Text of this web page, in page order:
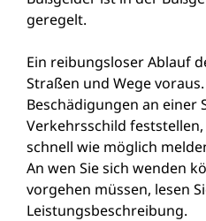
geregelt.
Ein reibungsloser Ablauf
Straßen und Wege
Beschädigungen an einer
Verkehrsschild
schnell wie möglich
An wen Sie sich wenden
vorgehen müssen, lesen
Leistungsbeschreibung.